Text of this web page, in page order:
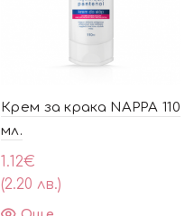
Крем за крака NAPPA 110
мл.
1.12€
(2.20 лв.)